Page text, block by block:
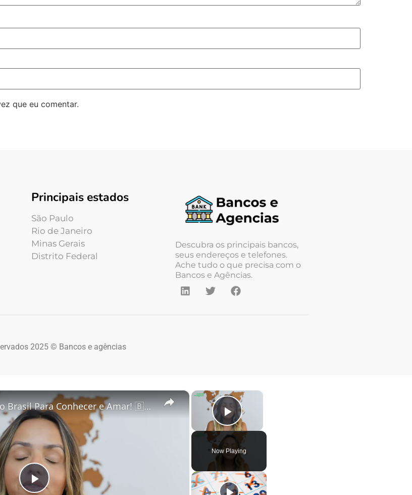
que eu comentar.
Principais estados
São Paulo
Rio de Janeiro
Minas Gerais
Distrito Federal
Descubra os principais bancos,
seus endereços e telefones.
Ache tudo o que precisa com o
Bancos e Agências.
2025 © Bancos e agências
×
Play Video
Now Playing
×
5 Destinos Baratos no Brasil Para Conhecer e Amar! 🇧🇷✨